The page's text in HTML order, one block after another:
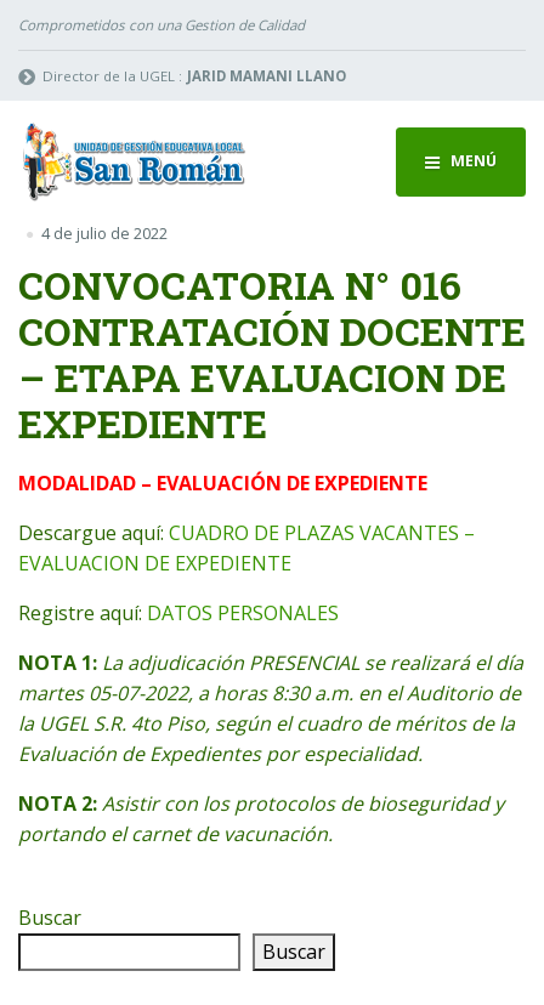
Comprometidos con una Gestion de Calidad
Director de la UGEL : JARID MAMANI LLANO
MENÚ
4 de julio de 2022
CONVOCATORIA N° 016
CONTRATACIÓN DOCENTE
– ETAPA EVALUACION DE
EXPEDIENTE
MODALIDAD – EVALUACIÓN DE EXPEDIENTE
Descargue aquí: CUADRO DE PLAZAS VACANTES –
EVALUACION DE EXPEDIENTE
Registre aquí: DATOS PERSONALES
NOTA 1: La adjudicación PRESENCIAL se realizará el día
martes 05-07-2022, a horas 8:30 a.m. en el Auditorio de
la UGEL S.R. 4to Piso, según el cuadro de méritos de la
Evaluación de Expedientes por especialidad.
NOTA 2:Asistir con los protocolos de bioseguridad y
portando el carnet de vacunación.
Buscar
Buscar